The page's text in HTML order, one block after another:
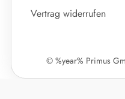
Vertrag widerrufen
© %year% Primus